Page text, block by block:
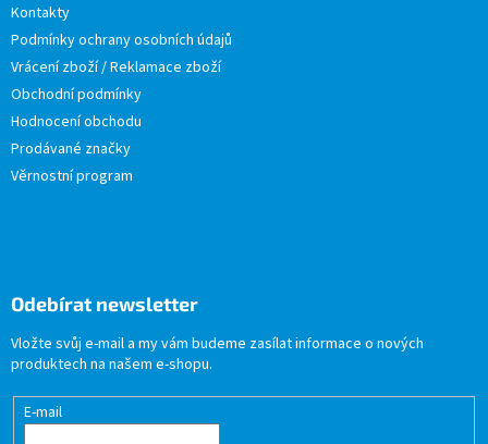
Kontakty
Podmínky ochrany osobních údajů
Vrácení zboží / Reklamace zboží
Obchodní podmínky
Hodnocení obchodu
Prodávané značky
Věrnostní program
Odebírat newsletter
Vložte svůj e-mail a my vám budeme zasílat informace o nových
produktech na našem e-shopu.
E-mail